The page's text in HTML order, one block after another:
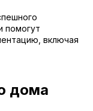
помогут
включая
дома